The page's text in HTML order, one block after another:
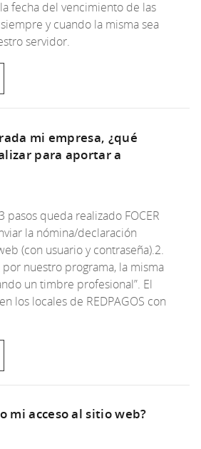
fecha del vencimiento de las
y cuando la misma sea
servidor.
mi empresa, ¿qué
para aportar a
pasos queda realizado FOCER
la nómina/declaración
(con usuario y contraseña).2.
por nuestro programa, la misma
un timbre profesional”. El
los locales de REDPAGOS con
mi acceso al sitio web?